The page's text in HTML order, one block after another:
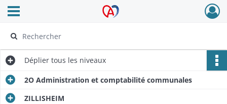
Archives Alsace - Colmar
Ouvrir le menu déroulant
Déplier tous les niveaux
2O Administration et comptabilité communales
ZILLISHEIM